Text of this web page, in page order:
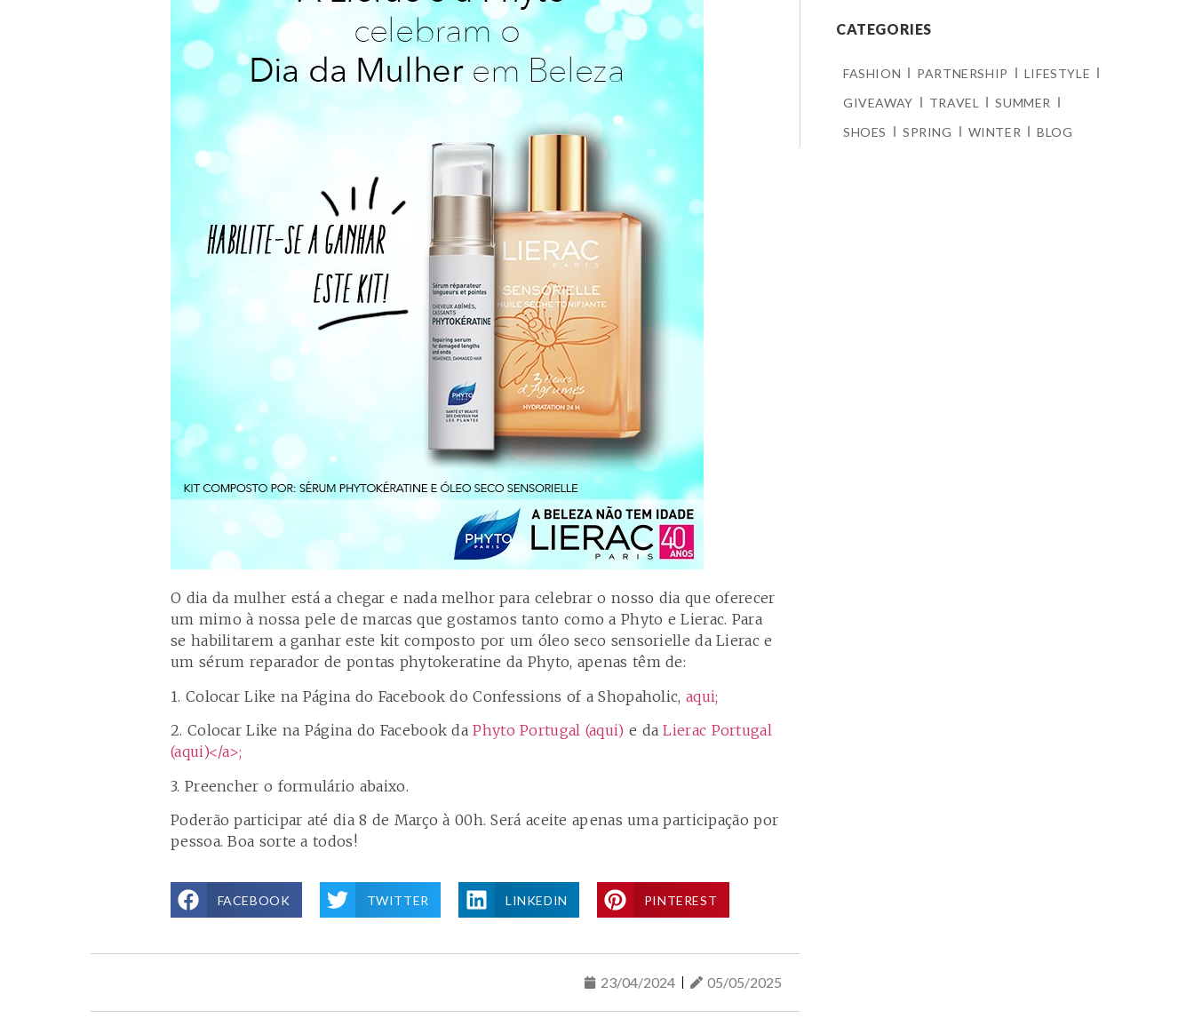
O dia da mulher está a chegar e nada melhor para celebrar o nosso dia que oferecer
um mimo à nossa pele de marcas que gostamos tanto como a Phyto e Lierac. Para
se habilitarem a ganhar este kit composto por um óleo seco sensorielle da Lierac e
um sérum reparador de pontas phytokeratine da Phyto, apenas têm de:
1. Colocar Like na Página do Facebook do Confessions of a Shopaholic, aqui;
2. Colocar Like na Página do Facebook daPhyto Portugal (aqui) e daLierac Portugal
(aqui)</a>;
3. Preencher o formulário abaixo.
Poderão participar até dia 8 de Março à 00h. Será aceite apenas uma participação por
pessoa. Boa sorte a todos!
FACEBOOK TWITTER LINKEDIN PINTEREST
23/04/2024 05/05/2025
CATEGORIES
FASHION PARTNERSHIP
LIFESTYLE
GIVEAWAY
TRAVEL
SUMMER
SHOES
SPRING WINTER BLOG